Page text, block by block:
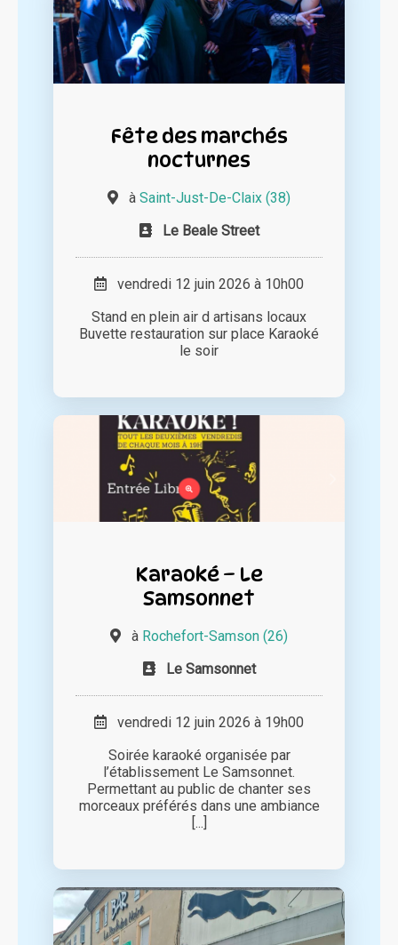
Fête des marchés
nocturnes
à Saint-Just-De-Claix (38)
Le Beale Street
vendredi 12 juin 2026 à 10h00
Stand en plein air d artisans locaux
Buvette restauration sur place Karaoké
le soir
Karaoké – Le
Samsonnet
à Rochefort-Samson (26)
Le Samsonnet
vendredi 12 juin 2026 à 19h00
Soirée karaoké organisée par
l’établissement Le Samsonnet.
Permettant au public de chanter ses
morceaux préférés dans une ambiance
[...]